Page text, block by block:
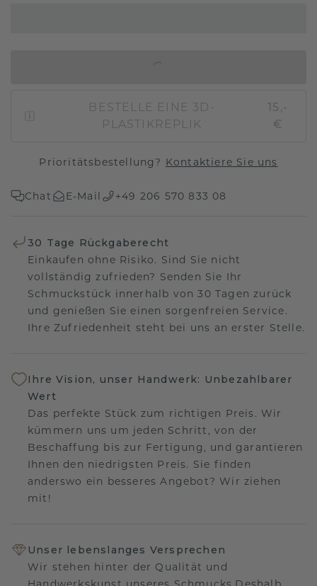
BESTELLE EINE 3D-
PLASTIKREPLIK
15,-
€
Prioritätsbestellung? Kontaktiere Sie uns
Chat E-Mail +49 206 570 833 08
30 Tage Rückgaberecht
Einkaufen ohne Risiko. Sind Sie nicht
vollständig zufrieden? Senden Sie Ihr
Schmuckstück innerhalb von 30 Tagen zurück
und genießen Sie einen sorgenfreien Service.
Ihre Zufriedenheit steht bei uns an erster Stelle.
Ihre Vision, unser Handwerk: Unbezahlbarer
Wert
Das perfekte Stück zum richtigen Preis. Wir
kümmern uns um jeden Schritt, von der
Beschaffung bis zur Fertigung, und garantieren
Ihnen den niedrigsten Preis. Sie finden
anderswo ein besseres Angebot? Wir ziehen
mit!
Unser lebenslanges Versprechen
Wir stehen hinter der Qualität und